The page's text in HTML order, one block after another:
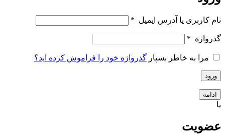
نام کاربری یا آدرس ایمیل *
گذرواژه *
مرا به خاطر بسپار گذرواژه خود را فراموش کرده اید؟
ورود
ادامه
یا
عضویت